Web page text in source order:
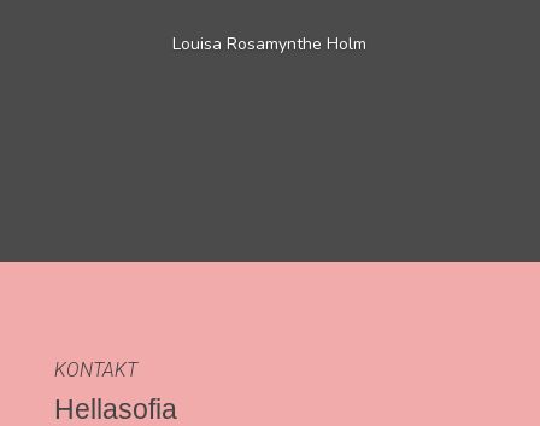
Louisa Rosamynthe Holm
KONTAKT
Hellasofia